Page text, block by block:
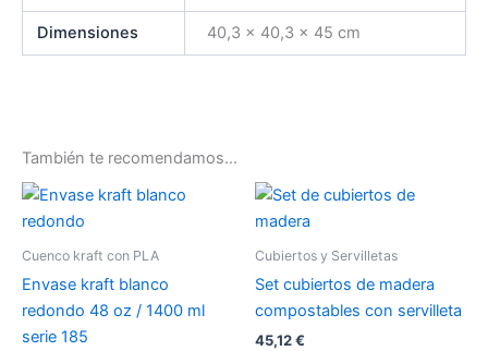
Dimensiones 40,3 × 40,3 × 45 cm
También te recomendamos…
Cuenco kraft con PLA
Envase kraft blanco
redondo 48 oz / 1400 ml
serie 185
Cubiertos y Servilletas
Set cubiertos de madera
compostables con servilleta
45,12€